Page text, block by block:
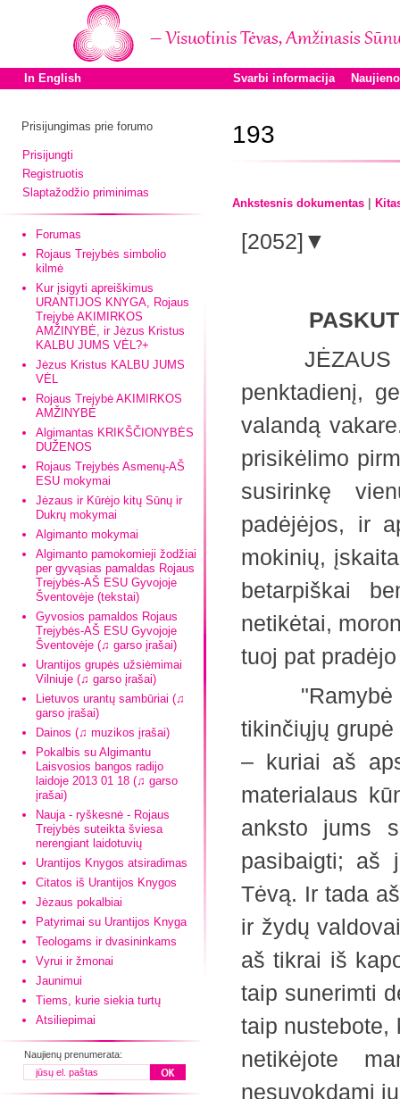
In English Svarbi informacija
Prisijungimas prie forumo
Prisijungti
Registruotis
Slaptažodžio priminimas
Forumas
Rojaus Trejybės simbolio
kilmė
Kur įsigyti apreiškimus
URANTIJOS KNYGA, Rojaus
Trejybė AKIMIRKOS
AMŽINYBĖ, ir Jėzus Kristus
KALBU JUMS VĖL?+
Jėzus Kristus KALBU JUMS
VĖL
Rojaus Trejybė AKIMIRKOS
AMŽINYBĖ
Algimantas KRIKŠČIONYBĖS
DUŽENOS
Rojaus Trejybės Asmenų-AŠ
ESU mokymai
Jėzaus ir Kūrėjo kitų Sūnų ir
Dukrų mokymai
Algimanto mokymai
Algimanto pamokomieji žodžiai
per gyvąsias pamaldas Rojaus
Trejybės-AŠ ESU Gyvojoje
Šventovėje (tekstai)
Gyvosios pamaldos Rojaus
Trejybės-AŠ ESU Gyvojoje
Šventovėje (♫ garso įrašai)
Urantijos grupės užsiėmimai
Vilniuje (♫ garso įrašai)
Lietuvos urantų sambūriai (♫
garso įrašai)
Dainos (♫ muzikos įrašai)
Pokalbis su Algimantu
Laisvosios bangos radijo
laidoje 2013 01 18 (♫ garso
įrašai)
Nauja - ryškesnė - Rojaus
Trejybės suteikta šviesa
nerengiant laidotuvių
Urantijos Knygos atsiradimas
Citatos iš Urantijos Knygos
Jėzaus pokalbiai
Patyrimai su Urantijos Knyga
Teologams ir dvasininkams
Vyrui ir žmonai
Jaunimui
Tiems, kurie siekia turtų
Atsiliepimai
Naujienų prenumerata:
193
Ankstesnis dokumentas |
[2052]▼
JĖZAUS
penktadienį,
valandą
prisikėlimo
susirinkę
padėjėjos, ir
mokinių,
betarpiškai
netikėtai,
tuoj pat
"Ramybė
tikinčiųjų
– kuriai aš
materialaus
anksto jums
pasibaigti; aš
Tėvą. Ir tada
ir žydų
aš tikrai iš
taip sunerimti
taip nustebote,
netikėjote
nesuvokdami